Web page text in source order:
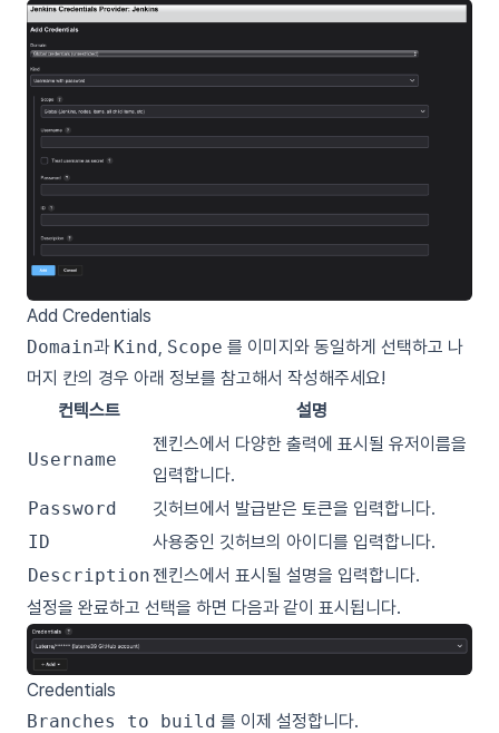
Add Credentials
Domain과 Kind Scope 를 이미지와 동일하게 선택하고 나
머지 칸의 경우 아래 정보를 참고해서 작성해주세요!
컨텍스트
설명
Username
젠킨스에서 다양한 출력에 표시될 유저이름을
입력합니다.
Password
깃허브에서 발급받은 토큰을 입력합니다.
ID
사용중인 깃허브의 아이디를 입력합니다.
Description 젠킨스에서 표시될 설명을 입력합니다.
설정을 완료하고 선택을 하면 다음과 같이 표시됩니다.
Credentials
Branches to build 를 이제 설정합니다.